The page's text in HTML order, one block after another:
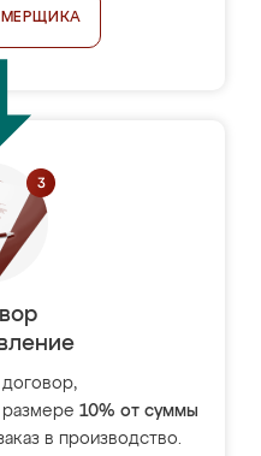
размере 10% от суммы
в производство.